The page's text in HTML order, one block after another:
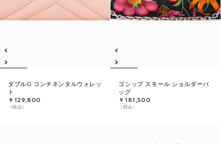
ダブルG コンチネンタルウォレッ
ト
￥129,800
（税込）
ゴシップ スモール ショルダーバ
ッグ
￥181,500
（税込）